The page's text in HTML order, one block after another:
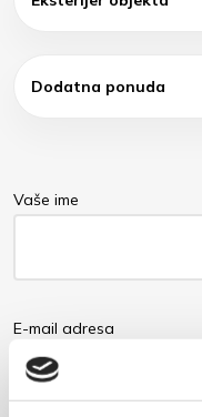
Dodatna ponuda
Vaše ime
E-mail adresa